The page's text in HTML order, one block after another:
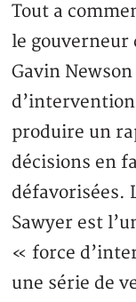
Tout a
le gouverneur
Gavin
produire un
décisions en
défavorisées.
Sawyer est
« force
une série de